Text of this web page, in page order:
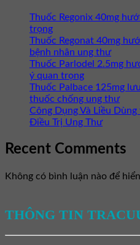
Thuốc Regonix 40mg
trọng
Thuốc Regonat 40mg
bệnh nhân ung thư
Thuốc Parlodel 2.5mg
ý quan trọng
Thuốc Palbace 125mg
thuốc chống ung thư
Công Dụng Và Liều
Điều Trị Ung Thư
Recent Comments
Không có bình luận nào để
THÔNG TIN